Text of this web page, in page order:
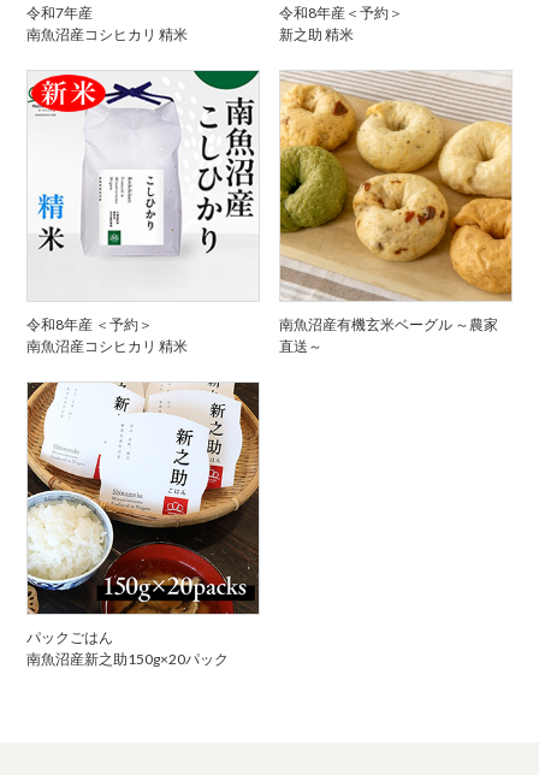
令和7年産
南魚沼産コシヒカリ 精米
令和8年産＜予約＞
新之助 精米
令和8年産 ＜予約＞
南魚沼産コシヒカリ 精米
南魚沼産有機玄米ベーグル ～農家
直送～
パックごはん
南魚沼産新之助150g×20パック